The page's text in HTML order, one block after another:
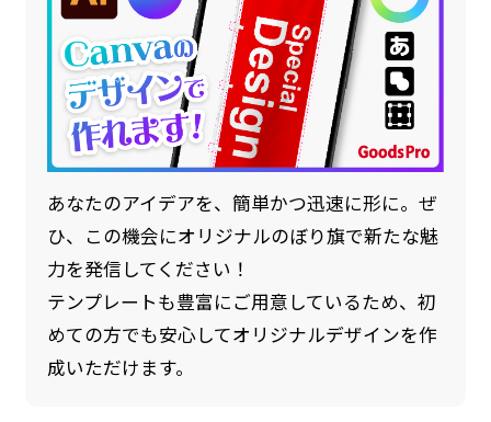
あなたのアイデアを、簡単かつ迅速に形に。ぜ
ひ、この機会にオリジナルのぼり旗で新たな魅
力を発信してください！
テンプレートも豊富にご用意しているため、初
めての方でも安心してオリジナルデザインを作
成いただけます。